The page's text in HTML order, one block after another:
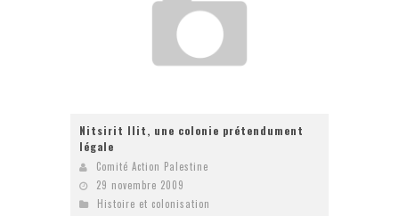
Nitsirit Ilit, une colonie prétendument
légale
Comité Action Palestine
29 novembre 2009
Histoire et colonisation